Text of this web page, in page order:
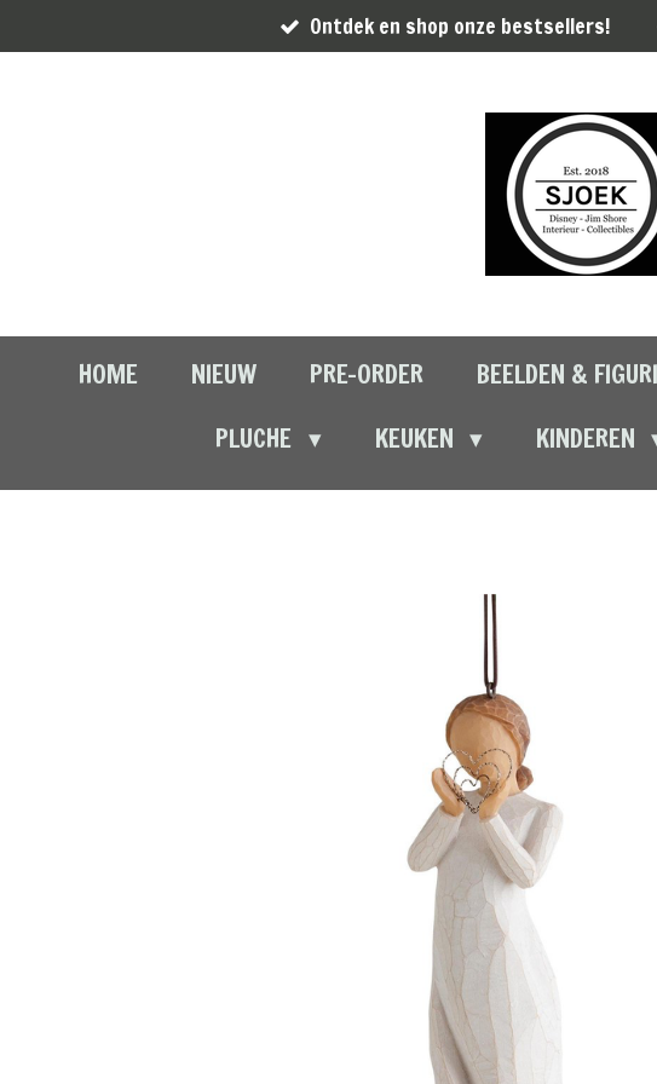
direct
Ontdek en shop onze bestsellers!
HOME NIEUW PRE-ORDER BEELDEN &
PLUCHE
KEUKEN KINDEREN